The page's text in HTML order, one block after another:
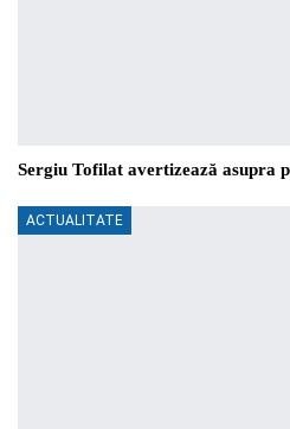
Sergiu Tofilat avertizează
ACTUALITATE